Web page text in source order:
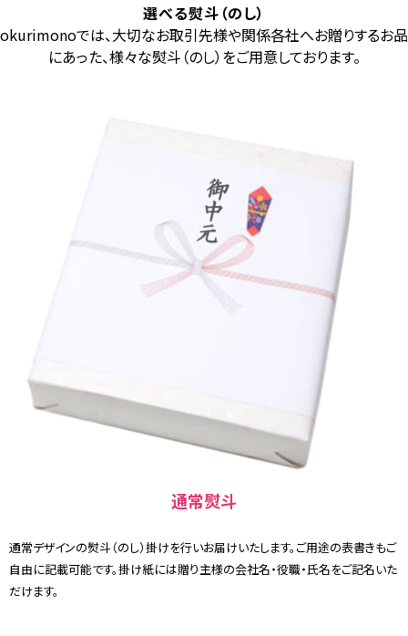
選べる熨斗（のし）
okurimonoでは、大切なお取引先様や関係各社へお贈りするお品
にあった、様々な熨斗（のし）をご用意しております。
通常熨斗
通常デザインの熨斗（のし）掛けを行いお届けいたします。ご用途の表書きもご
自由に記載可能です。掛け紙には贈り主様の会社名・役職・氏名をご記名いた
だけます。